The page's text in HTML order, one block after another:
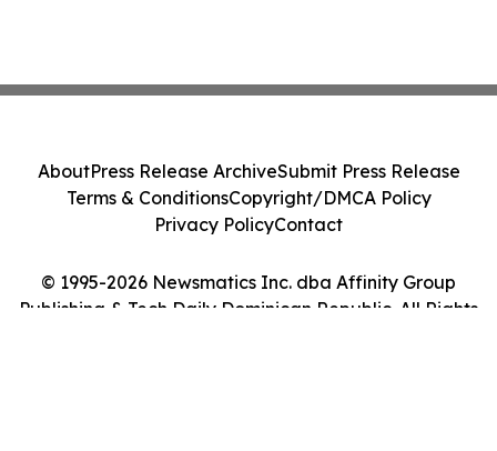
© 1995-2026 Newsmatics Inc. dba Affinity Group
Publishing & Tech Daily Dominican Republic. All Rights
AboutPress Release ArchiveSubmit Press Release
Terms & ConditionsCopyright/DMCA Policy
Privacy PolicyContact